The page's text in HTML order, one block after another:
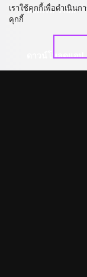
อัปเกรด วีไอพี
ดาวน์โหลดแอป
เราใช้คุกกี้เพื่อดำเนินก
คุกกี้